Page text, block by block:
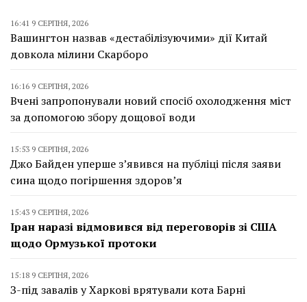
16:41 9 СЕРПНЯ, 2026
Вашингтон назвав «дестабілізуючими» дії Китай
довкола мілини Скарборо
16:16 9 СЕРПНЯ, 2026
Вчені запропонували новий спосіб охолодження міст
за допомогою збору дощової води
15:53 9 СЕРПНЯ, 2026
Джо Байден уперше з’явився на публіці після заяви
сина щодо погіршення здоров’я
15:43 9 СЕРПНЯ, 2026
Іран наразі відмовився від переговорів зі США
щодо Ормузької протоки
15:18 9 СЕРПНЯ, 2026
З-під завалів у Харкові врятували кота Барні